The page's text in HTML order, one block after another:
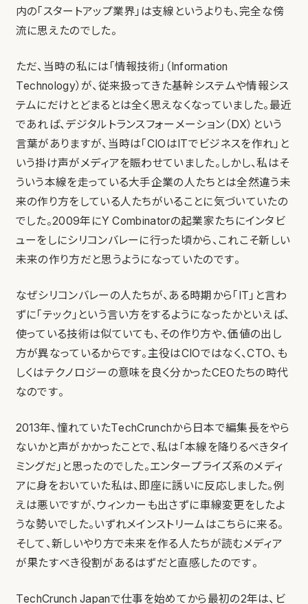
内の「スタートアップ業界」は支線というよりも、完全な傍
流に思えたのでした。
ただ、当時の私には「情報技術」（Information
Technology）が、従来扱ってきた基幹システムや情報シス
テムにだけとどまるとは全く思えなくなっていました。最近
であれば、デジタルトランスフォーメーション（DX）という
言葉がありますが、当時は「CIOはITでビジネスを作れ」と
いう掛け声がメディアを賑わせていました。しかし、私はそ
ういう本線を走っている大手企業の人たちとは全然違う未
来の作り方をしている人たちがいることに気づいていたの
でした。2009年にY Combinatorの起業家たちにインタビ
ューをしにシリコンバレーに行った頃から、これこそ新しい
未来の作り方だと思うようになっていたのです。
なぜシリコンバレーの人たちが、ある時期から「IT」と言わ
ずに「テック」という言い方をするようになったかといえば、
使っている技術は似ていても、その作り方や、価値の出し
方が異なっているからです。主役はCIOではなく、CTO、も
しくはテクノロジーの意味を良く分かったCEOたちの時代
なのです。
2013年、憧れていたTechCrunchから日本で編集長をやら
ないかと声がかかったことで、私は「本線を降りるべきタイ
ミングだ」と思ったのでした。エンタープライズ系のメディ
アに身をおいていた私は、即座に誘いに反応しました。例
えは悪いですが、ウィンカーも出さずに車線変更をしたよ
うな勢いでした。いずれメインストリームはこちらに来る。
そして、新しいやり方で未来を作る人たちが読むメディア
が果たすべき役割があるはずだと直感したのです。
TechCrunch Japanで仕事を始めてから最初の2年は、ビ